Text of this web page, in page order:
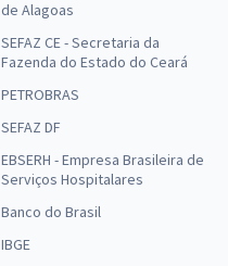
de Alagoas
SEFAZ CE - Secretaria da
Fazenda do Estado do Ceará
PETROBRAS
SEFAZ DF
EBSERH - Empresa Brasileira de
Serviços Hospitalares
Banco do Brasil
IBGE